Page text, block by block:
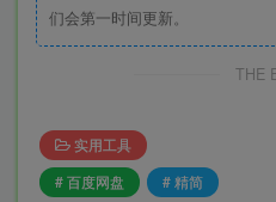
们会第一时间更新。
THE
实用工具
# 百度网盘
# 精简